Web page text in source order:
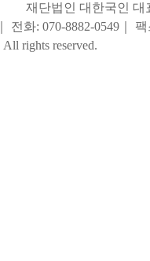
재단법인 대한국인 대
전화: 070-8882-0549｜ 팩
All rights reserved.